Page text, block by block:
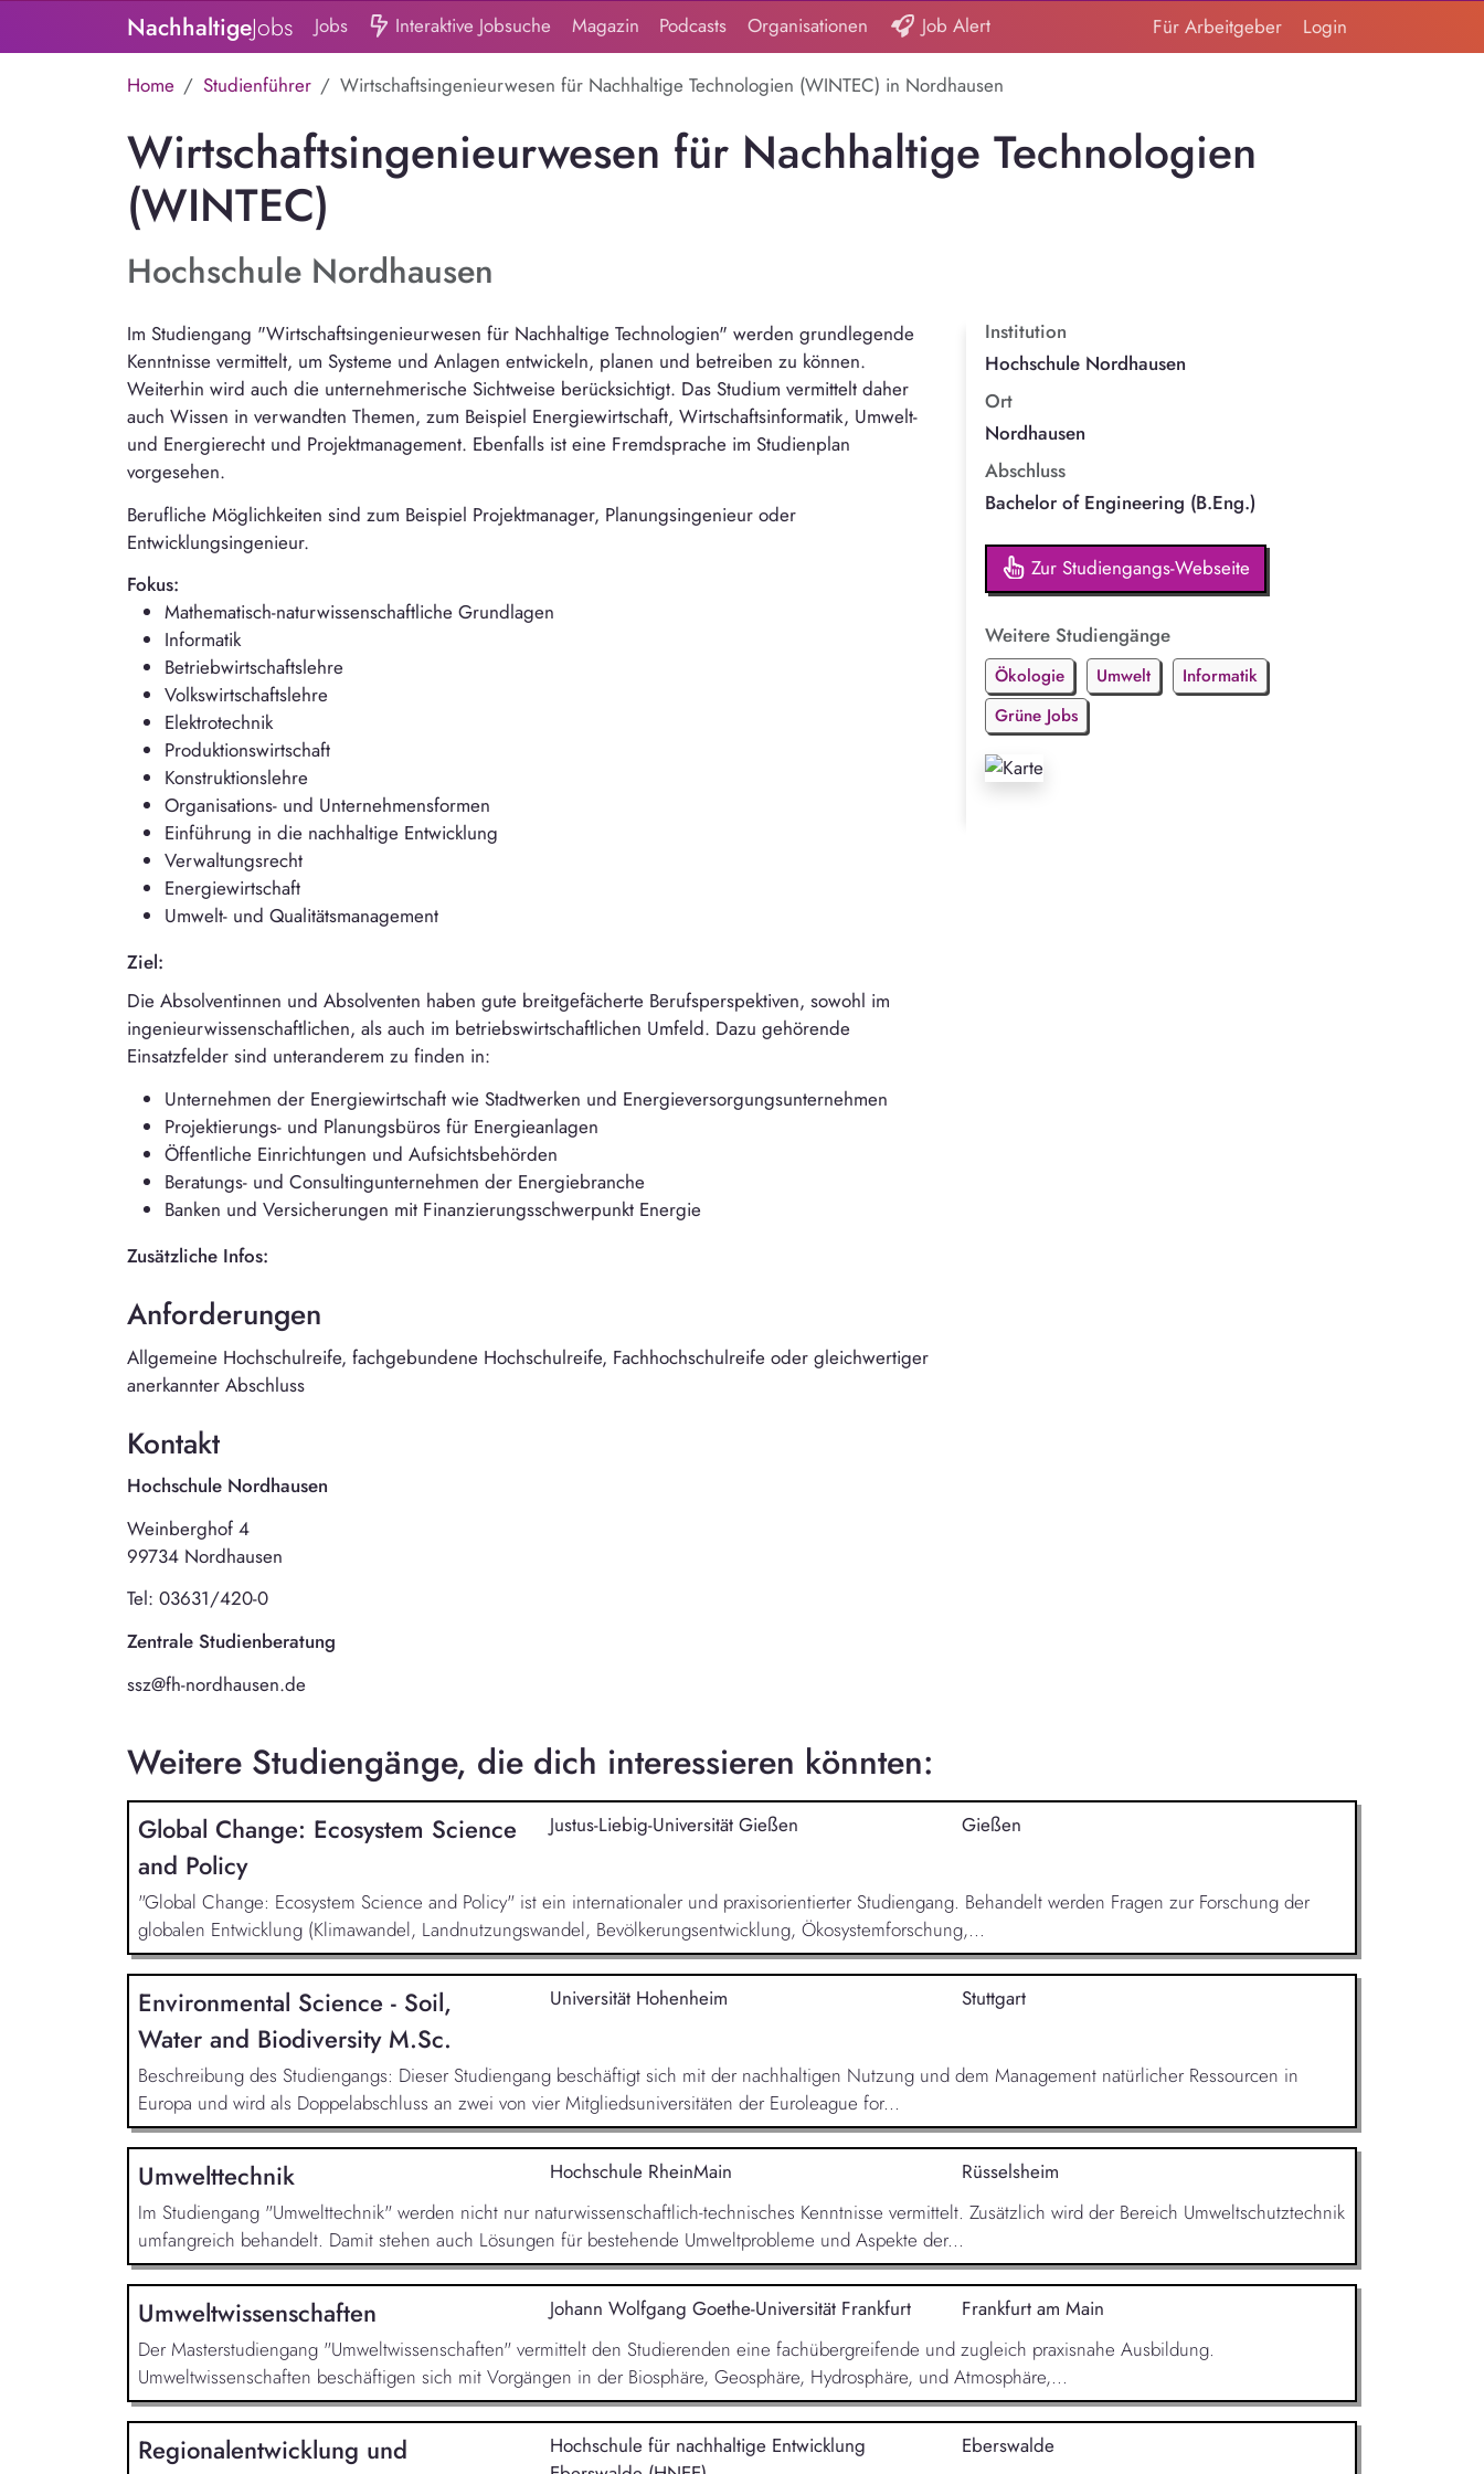
NachhaltigeJobs Jobs Interaktive Jobsuche Magazin Podcasts Organisationen Job Alert Für Arbeitgeber Login
Home Studienführer Wirtschaftsingenieurwesen für Nachhaltige Technologien (WINTEC) in Nordhausen
Wirtschaftsingenieurwesen für Nachhaltige Technologien
(WINTEC)
Hochschule Nordhausen
Institution
Hochschule Nordhausen
Ort
Nordhausen
Abschluss
Bachelor of Engineering (B.Eng.)
Zur Studiengangs-Webseite
Weitere Studiengänge
Ökologie Umwelt
Informatik
Grüne Jobs
Im Studiengang "Wirtschaftsingenieurwesen für Nachhaltige Technologien" werden grundlegende
Kenntnisse vermittelt, um Systeme und Anlagen entwickeln, planen und betreiben zu können.
Weiterhin wird auch die unternehmerische Sichtweise berücksichtigt. Das Studium vermittelt daher
auch Wissen in verwandten Themen, zum Beispiel Energiewirtschaft, Wirtschaftsinformatik, Umwelt-
und Energierecht und Projektmanagement. Ebenfalls ist eine Fremdsprache im Studienplan
vorgesehen.
Berufliche Möglichkeiten sind zum Beispiel Projektmanager, Planungsingenieur oder
Entwicklungsingenieur.
Fokus:
Mathematisch-naturwissenschaftliche Grundlagen
Informatik
Betriebwirtschaftslehre
Volkswirtschaftslehre
Elektrotechnik
Produktionswirtschaft
Konstruktionslehre
Organisations- und Unternehmensformen
Einführung in die nachhaltige Entwicklung
Verwaltungsrecht
Energiewirtschaft
Umwelt- und Qualitätsmanagement
Ziel:
Die Absolventinnen und Absolventen haben gute breitgefächerte Berufsperspektiven, sowohl im
ingenieurwissenschaftlichen, als auch im betriebswirtschaftlichen Umfeld. Dazu gehörende
Einsatzfelder sind unteranderem zu finden in:
Unternehmen der Energiewirtschaft wie Stadtwerken und Energieversorgungsunternehmen
Projektierungs- und Planungsbüros für Energieanlagen
Öffentliche Einrichtungen und Aufsichtsbehörden
Beratungs- und Consultingunternehmen der Energiebranche
Banken und Versicherungen mit Finanzierungsschwerpunkt Energie
Zusätzliche Infos:
Anforderungen
Allgemeine Hochschulreife, fachgebundene Hochschulreife, Fachhochschulreife oder gleichwertiger
anerkannter Abschluss
Kontakt
Hochschule Nordhausen
Weinberghof 4
99734 Nordhausen
Tel: 03631/420-0
Zentrale Studienberatung
ssz@fh-nordhausen.de
Weitere Studiengänge, die dich interessieren könnten:
Global Change: Ecosystem Science
and Policy
Justus-Liebig-Universität Gießen Gießen
"Global Change: Ecosystem Science and Policy" ist ein internationaler und praxisorientierter Studiengang. Behandelt werden Fragen zur Forschung der
globalen Entwicklung (Klimawandel, Landnutzungswandel, Bevölkerungsentwicklung, Ökosystemforschung,...
Environmental Science - Soil,
Water and Biodiversity M.Sc.
Universität Hohenheim Stuttgart
Beschreibung des Studiengangs: Dieser Studiengang beschäftigt sich mit der nachhaltigen Nutzung und dem Management natürlicher Ressourcen in
Europa und wird als Doppelabschluss an zwei von vier Mitgliedsuniversitäten der Euroleague for...
Umwelttechnik Hochschule RheinMain
Rüsselsheim
Im Studiengang "Umwelttechnik" werden nicht nur naturwissenschaftlich-technisches Kenntnisse vermittelt. Zusätzlich wird der Bereich Umweltschutztech­nik
umfangreich behandelt. Damit stehen auch Lösungen für bestehende Umweltprobleme und Aspekte der...
Umweltwissenschaften Johann Wolfgang Goethe-Universität Frankfurt
Frankfurt am Main
Der Masterstudiengang "Umweltwissenschaften" vermittelt den Studierenden eine fachübergreifende und zugleich praxisnahe Ausbildung.
Umweltwissenschaften beschäftigen sich mit Vorgängen in der Biosphäre, Geosphäre, Hydrosphäre, und Atmosphäre,...
Regionalentwicklung und
Hochschule für nachhaltige Entwicklung
Eberswalde